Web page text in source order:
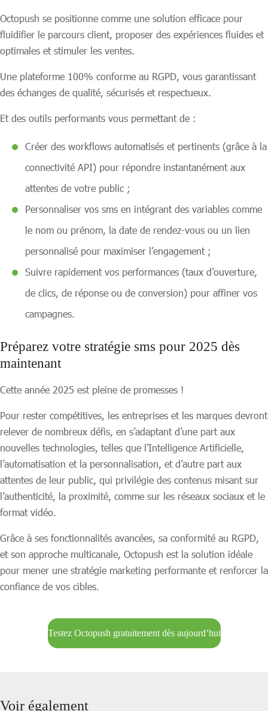
Octopush se positionne comme une solution efficace pour
fluidifier le parcours client, proposer des expériences fluides et
optimales et stimuler les ventes.
Une plateforme 100% conforme au RGPD, vous garantissant
des échanges de qualité, sécurisés et respectueux.
Et des outils performants vous permettant de :
Créer des workflows automatisés et pertinents (grâce à la
connectivité API) pour répondre instantanément aux
attentes de votre public ;
Personnaliser vos sms en intégrant des variables comme
le nom ou prénom, la date de rendez-vous ou un lien
personnalisé pour maximiser l’engagement ;
Suivre rapidement vos performances (taux d’ouverture,
de clics, de réponse ou de conversion) pour affiner vos
campagnes.
Préparez votre stratégie sms pour 2025 dès
maintenant
Cette année 2025 est pleine de promesses !
Pour rester compétitives, les entreprises et les marques devront
relever de nombreux défis, en s’adaptant d’une part aux
nouvelles technologies, telles que l’Intelligence Artificielle,
l’automatisation et la personnalisation, et d’autre part aux
attentes de leur public, qui privilégie des contenus misant sur
l’authenticité, la proximité, comme sur les réseaux sociaux et le
format vidéo.
Grâce à ses fonctionnalités avancées, sa conformité au RGPD,
et son approche multicanale, Octopush est la solution idéale
pour mener une stratégie marketing performante et renforcer la
confiance de vos cibles.
Testez Octopush gratuitement dès aujourd’hui
Voir également